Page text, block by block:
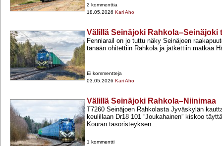
2 kommenttia
18.05.2026 Kari Aho
Välillä Seinäjoki Rahkola–Seinäjoki
Fenniarail on jo tuttu näky Seinäjoen
tänään ohitettiin Rahkola ja jatkettiin matkaa
Ei kommentteja
03.05.2026 Kari Aho
Välillä Seinäjoki Rahkola–Niinimaa
T7260 Seinäjoen Rahkolasta Jyväskylän
keulillaan Dr18 101 ”Joukahainen” kiskoo
Kouran tasoristeyksen...
1 kommentti